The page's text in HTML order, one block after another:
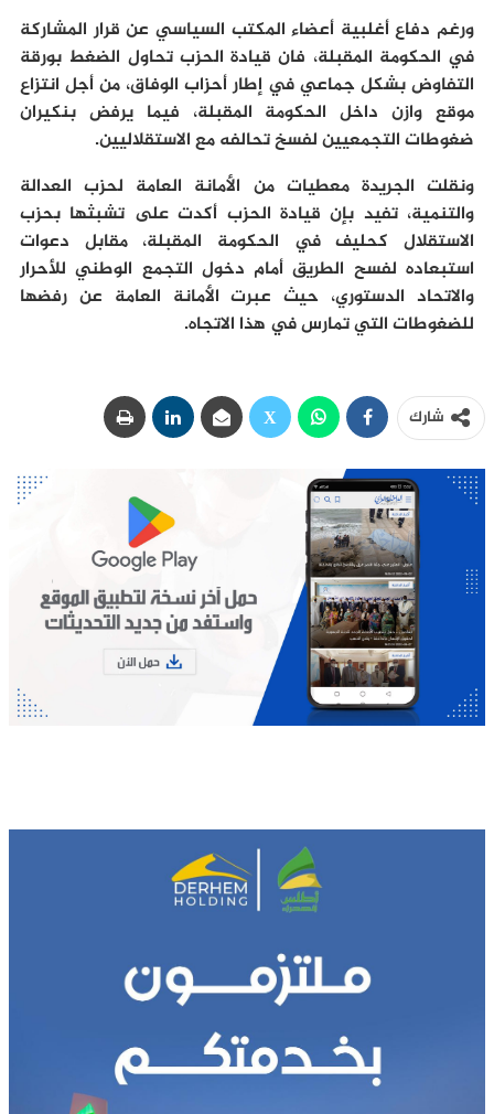
ورغم دفاع أغلبية أعضاء المكتب السياسي عن قرار المشاركة
في الحكومة المقبلة، فان قيادة الحزب تحاول الضغط بورقة
التفاوض بشكل جماعي في إطار أحزاب الوفاق، من أجل انتزاع
موقع وازن داخل الحكومة المقبلة، فيما يرفض بنکیران
ضغوطات التجمعيين لفسخ تحالفه مع الاستقلاليين.
ونقلت الجريدة معطيات من الأمانة العامة لحزب العدالة
والتنمية، تفيد بإن قيادة الحزب أکدت علی تشبثها بحزب
الاستقلال كحليف في الحكومة المقبلة، مقابل دعوات
استبعاده لفسح الطريق أمام دخول التجمع الوطني للأحرار
والاتحاد الدستوري، حيث عبرت الأمانة العامة عن رفضها
للضغوطات التي تمارس في هذا الاتجاه.
شارك